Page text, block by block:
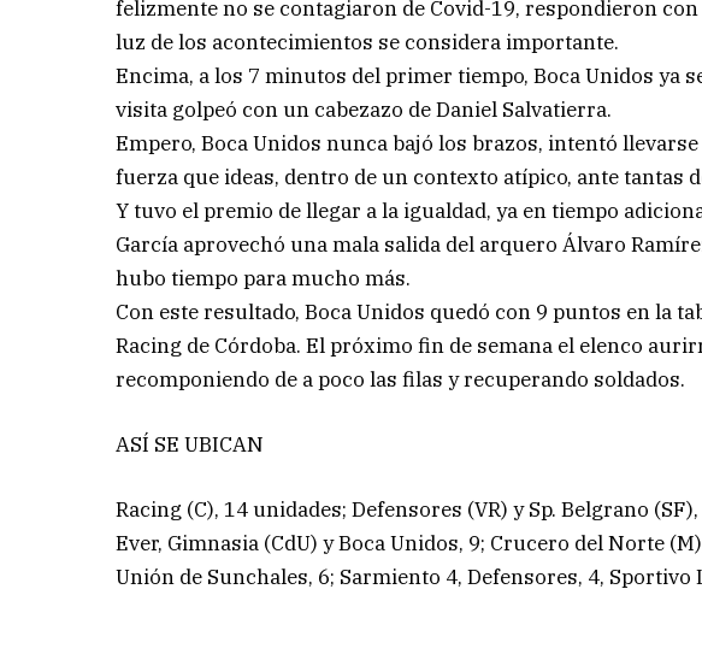
felizmente no se contagiaron de Covid-19, respondieron
luz de los acontecimientos se considera importante.
Encima, a los 7 minutos del primer tiempo, Boca Unidos ya
visita golpeó con un cabezazo de Daniel Salvatierra.
Empero, Boca Unidos nunca bajó los brazos, intentó
fuerza que ideas, dentro de un contexto atípico, ante tantas
Y tuvo el premio de llegar a la igualdad, ya en tiempo
García aprovechó una mala salida del arquero Álvaro
hubo tiempo para mucho más.
Con este resultado, Boca Unidos quedó con 9 puntos en la
Racing de Córdoba. El próximo fin de semana el elenco
recomponiendo de a poco las filas y recuperando soldados.
ASÍ SE UBICAN
Racing (C), 14 unidades; Defensores (VR) y Sp. Belgrano
Ever, Gimnasia (CdU) y Boca Unidos, 9; Crucero del Norte
Unión de Sunchales, 6; Sarmiento 4, Defensores, 4, Sportivo